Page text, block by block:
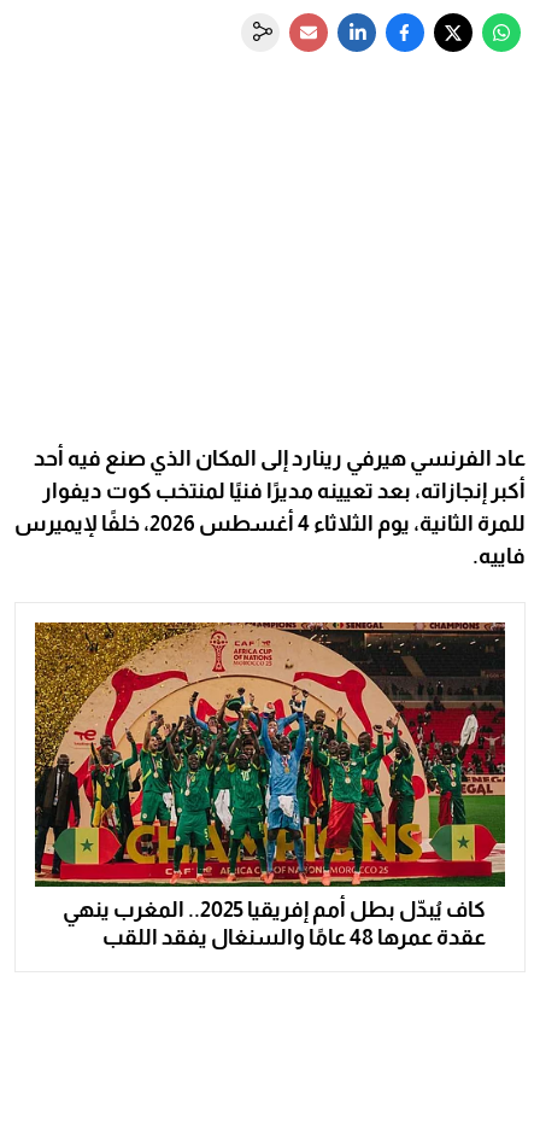
عاد الفرنسي هيرفي رينارد إلى المكان الذي صنع فيه أحد
أكبر إنجازاته، بعد تعيينه مديرًا فنيًا لمنتخب كوت ديفوار
للمرة الثانية، يوم الثلاثاء 4 أغسطس 2026، خلفًا لإيميرس
فاييه.
كاف يُبدّل بطل أمم إفريقيا 2025.. المغرب ينهي
عقدة عمرها 48 عامًا والسنغال يفقد اللقب